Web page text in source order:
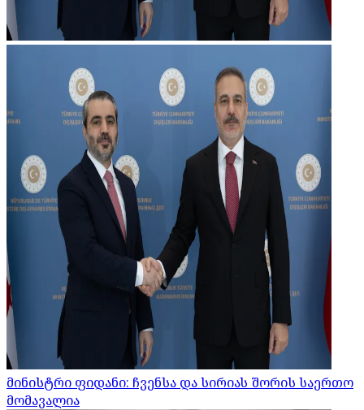
მინისტრი ფიდანი: ჩვენსა და სირიას შორის საერთო
მომავალია